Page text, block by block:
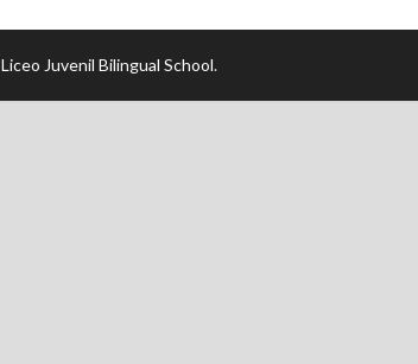
Liceo Juvenil Bilingual School.